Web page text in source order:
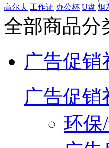
高尔夫 工作证 办公杯 U盘 烟
全部商品分
广告促销
广告促销
环保